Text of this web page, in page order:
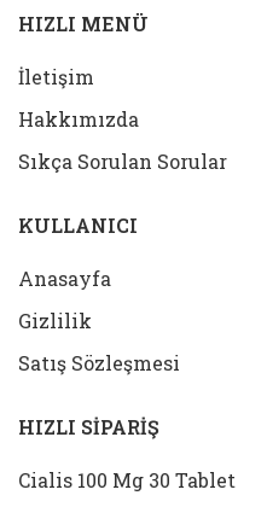
HIZLI MENÜ
İletişim
Hakkımızda
Sıkça Sorulan Sorular
KULLANICI
Anasayfa
Gizlilik
Satış Sözleşmesi
HIZLI SİPARİŞ
Cialis 100 Mg 30 Tablet